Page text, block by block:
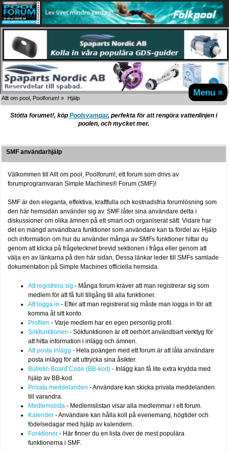
Menu ≡
Allt om pool, Poolforum! » Hjälp
Stötta forumet!, köp Poolsvampar, perfekta för att rengöra vattenlinjen i
poolen, och mycket mer.
SMF användarhjälp
Välkommen till Allt om pool, Poolforum!, ett forum som drivs av
forumprogramvaran Simple Machines® Forum (SMF)!
SMF är den eleganta, effektiva, kraftfulla och kostnadsfria forumlösning som
den här hemsidan använder sig av. SMF låter sina användare delta i
diskussioner om olika ämnen på ett smart och organiserat sätt. Vidare har
det en mängd användbara funktioner som användare kan ta fördel av. Hjälp
och information om hur du använder många av SMFs funktioner hittar du
genom att klicka på frågetecknet brevid sektionen i fråga eller genom att
välja en av länkarna på den här sidan. Dessa länkar leder till SMFs samlade
dokumentation på Simple Machines officiella hemsida.
Att registrera sig - Många forum kräver att man registrerar sig som
medlem för att få full tillgång till alla funktioner.
Att logga in - Efter att man registrerat sig måste man logga in för att
komma åt sitt konto.
Profilen - Varje medlem har en egen personlig profil.
Sökfunktionen - Sökfunktionen är ett oerhört användbart verktyg för
att hitta information i inlägg och ämnen.
Att posta inlägg - Hela poängen med ett forum är att låta användare
posta inlägg för att uttrycka sina åsikter.
Bulletin Board Code (BB-kod) - Inlägg kan få lite extra krydda med
hjälp av BB-kod.
Privata meddelanden - Användare kan skicka privata meddelanden
till varandra.
Medlemslista - Medlemslistan visar alla medlemmar i ett forum.
Kalender - Användare kan hålla koll på evenemang, högtider och
födelsedagar med hjälp av kalendern.
Funktioner - Här finner du en lista över de mest populära
funktionerna i SMF.